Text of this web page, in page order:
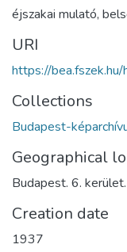
éjszakai mulató,
URI
https://
Collections
Budapest-
Geographical
Budapest. 6.
Creation date
1937